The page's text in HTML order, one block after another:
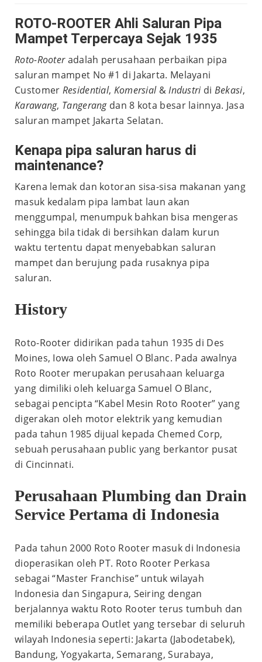
ROTO-ROOTER Ahli Saluran Pipa
Mampet Terpercaya Sejak 1935
Roto-Rooteradalah perusahaan perbaikan pipa
saluran mampet No #1 di Jakarta. Melayani
Customer Residential, Komersial&Industridi Bekasi,
Karawang, Tangerangdan 8 kota besar lainnya. Jasa
saluran mampet Jakarta Selatan.
Kenapa pipa saluran harus di
maintenance?
Karena lemak dan kotoran sisa-sisa makanan yang
masuk kedalam pipa lambat laun akan
menggumpal, menumpuk bahkan bisa mengeras
sehingga bila tidak di bersihkan dalam kurun
waktu tertentu dapat menyebabkan saluran
mampet dan berujung pada rusaknya pipa
saluran.
History
Roto-Rooter didirikan pada tahun 1935 di Des
Moines, Iowa oleh Samuel O Blanc. Pada awalnya
Roto Rooter merupakan perusahaan keluarga
yang dimiliki oleh keluarga Samuel O Blanc,
sebagai pencipta “Kabel Mesin Roto Rooter” yang
digerakan oleh motor elektrik yang kemudian
pada tahun 1985 dijual kepada Chemed Corp,
sebuah perusahaan public yang berkantor pusat
di Cincinnati.
Perusahaan Plumbing dan Drain
Service Pertama di Indonesia
Pada tahun 2000 Roto Rooter masuk di Indonesia
dioperasikan oleh PT. Roto Rooter Perkasa
sebagai “Master Franchise” untuk wilayah
Indonesia dan Singapura, Seiring dengan
berjalannya waktu Roto Rooter terus tumbuh dan
memiliki beberapa Outlet yang tersebar di seluruh
wilayah Indonesia seperti: Jakarta (Jabodetabek),
Bandung, Yogyakarta, Semarang, Surabaya,